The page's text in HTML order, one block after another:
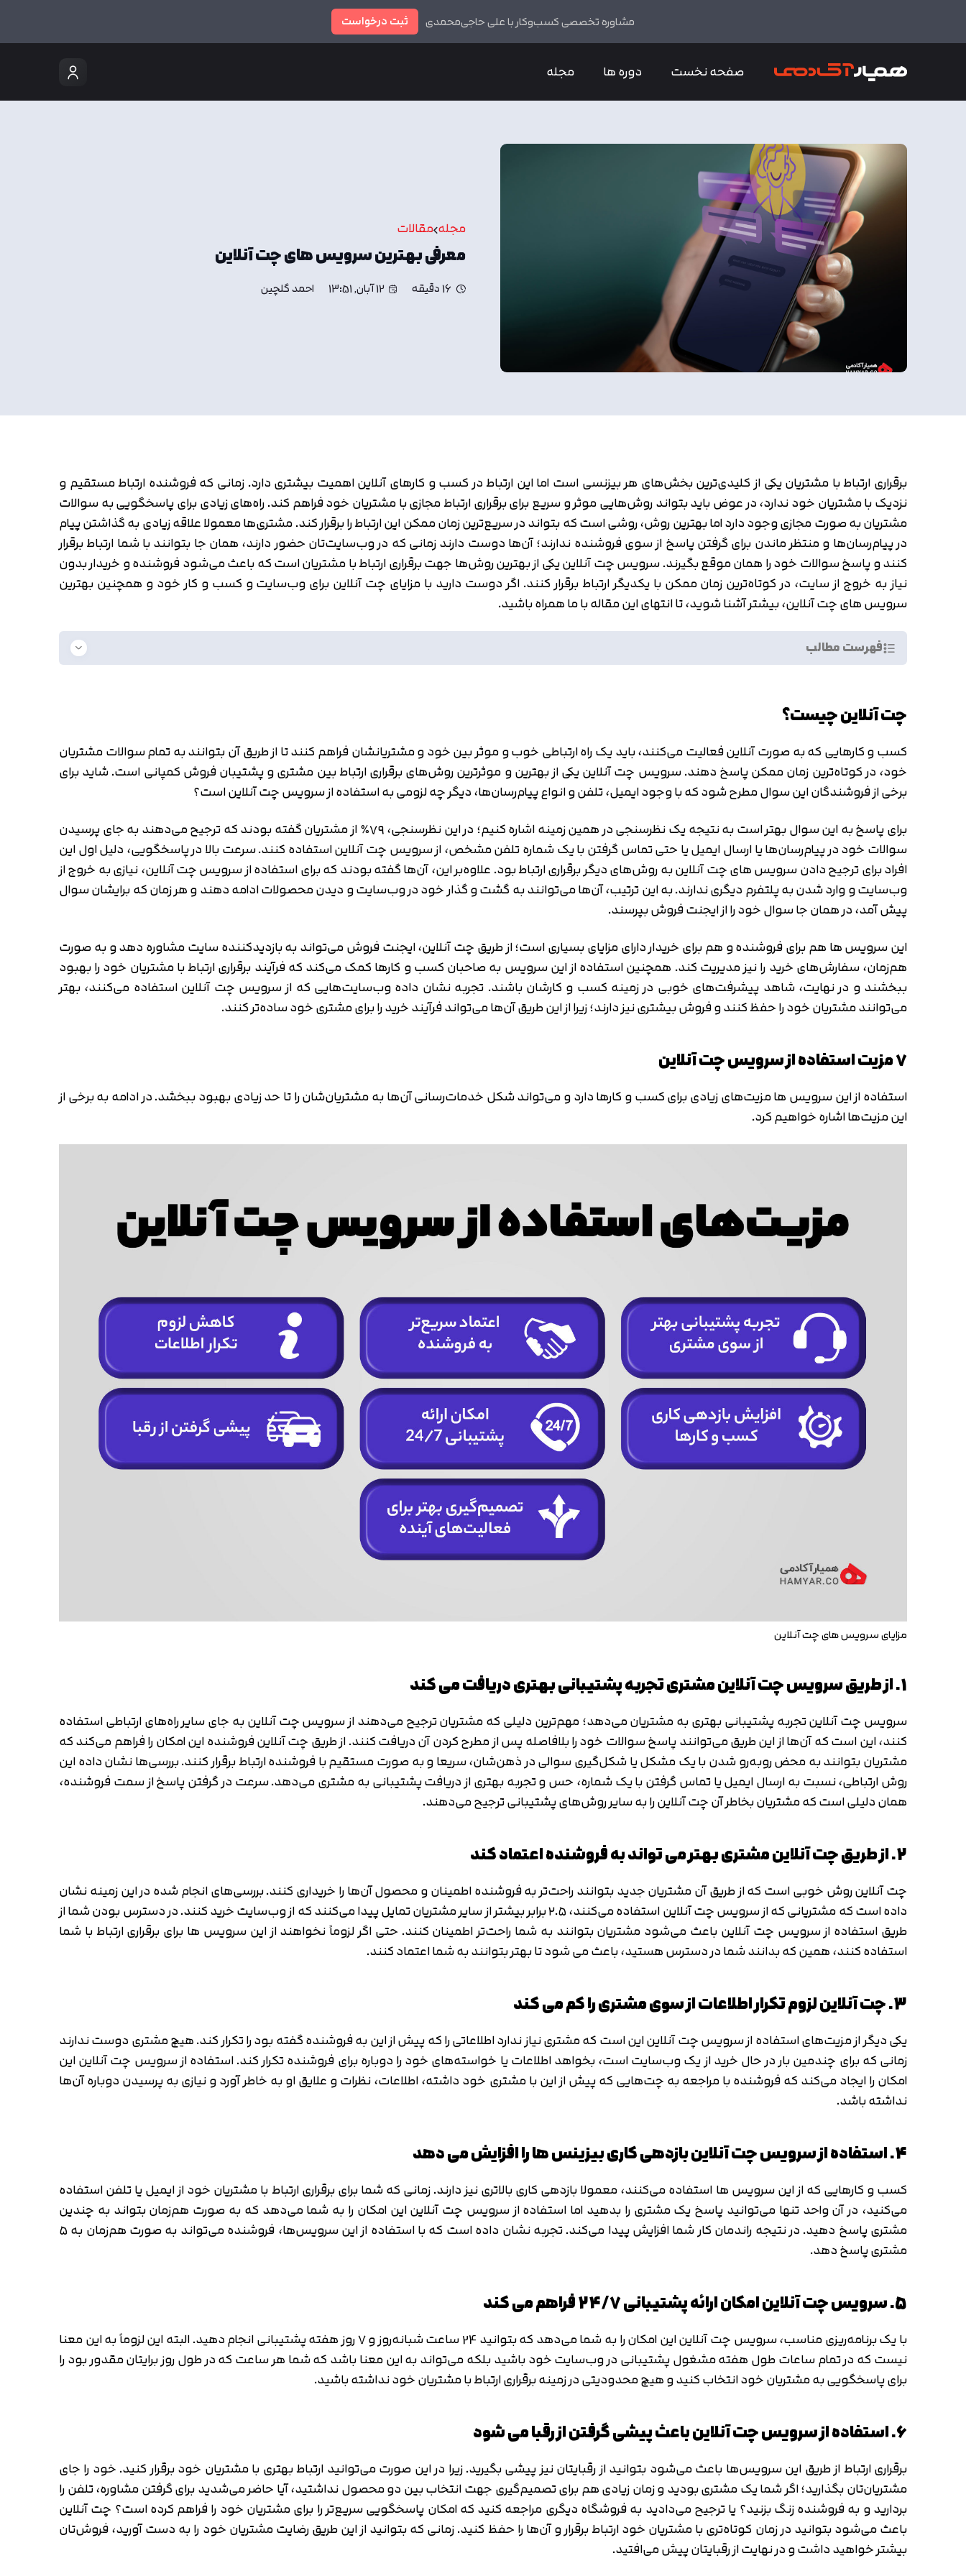
مشاوره تخصصی کسب‌وکار با علی حاجی‌محمدی ثبت درخواست
صفحه نخست دوره ها مجله
مجله مقالات
معرفی بهترین سرویس های چت آنلاین
16 دقیقه 12 آبان, 13:51 احمد گلچین
برقراری ارتباط با مشتریان یکی از کلیدی‌ترین بخش‌های هر بیزنسی است اما این ارتباط در کسب و کارهای آنلاین اهمیت بیشتری دارد. زمانی که فروشنده ارتباط مستقیم و
نزدیک با مشتریان خود ندارد، در عوض باید بتواند روش‌هایی موثر و سریع برای برقراری ارتباط مجازی با مشتریان خود فراهم کند. راه‌های زیادی برای پاسخگویی به سوالات
مشتریان به صورت مجازی وجود دارد اما بهترین روش، روشی است که بتواند در سریع‌ترین زمان ممکن این ارتباط را برقرار کند. مشتری‌ها معمولا علاقه زیادی به گذاشتن پیام
در پیام‌رسان‌ها و منتظر ماندن برای گرفتن پاسخ از سوی فروشنده ندارند؛ آن‌ها دوست دارند زمانی که در وب‌سایت‌تان حضور دارند، همان جا بتوانند با شما ارتباط برقرار
کنند و پاسخ سوالات خود را همان موقع بگیرند. سرویس چت آنلاین یکی از بهترین روش‌ها جهت برقراری ارتباط با مشتریان است که باعث می‌شود فروشنده و خریدار بدون
نیاز به خروج از سایت، در کوتاه‌ترین زمان ممکن با یکدیگر ارتباط برقرار کنند. اگر دوست دارید با مزایای چت آنلاین برای وب‌سایت و کسب و کار خود و همچنین بهترین
سرویس های چت آنلاین، بیشتر آشنا شوید، تا انتهای این مقاله با ما همراه باشید.
فهرست مطالب
چت آنلاین چیست؟
کسب و کارهایی که به صورت آنلاین فعالیت می‌کنند، باید یک راه ارتباطی خوب و موثر بین خود و مشتریانشان فراهم کنند تا از طریق آن بتوانند به تمام سوالات مشتریان
خود، در کوتاه‌ترین زمان ممکن پاسخ دهند. سرویس چت آنلاین یکی از بهترین و موثرترین روش‌های برقراری ارتباط بین مشتری و پشتیبان فروش کمپانی است. شاید برای
برخی از فروشندگان این سوال مطرح شود که با وجود ایمیل، تلفن و انواع پیام‌رسان‌ها، دیگر چه لزومی به استفاده از سرویس چت آنلاین است؟
برای پاسخ به این سوال بهتر است به نتیجه یک نظرسنجی در همین زمینه اشاره کنیم؛ در این نظرسنجی، ۷۹٪ از مشتریان گفته بودند که ترجیح می‌دهند به جای پرسیدن
سوالات خود در پیام‌رسان‌ها یا ارسال ایمیل یا حتی تماس گرفتن با یک شماره تلفن مشخص، از سرویس چت آنلاین استفاده کنند. سرعت بالا در پاسخگویی، دلیل اول این
افراد برای ترجیح دادن سرویس های چت آنلاین به روش‌های دیگر برقراری ارتباط بود. علاوه‌بر این، آن‌ها گفته بودند که برای استفاده از سرویس چت آنلاین، نیازی به خروج از
وب‌سایت و وارد شدن به پلتفرم دیگری ندارند. به این ترتیب، آن‌ها می‌توانند به گشت و گذار خود در وب‌سایت و دیدن محصولات ادامه دهند و هر زمان که برایشان سوال
پیش آمد، در همان جا سوال خود را از ایجنت فروش بپرسند.
این سرویس ها هم برای فروشنده و هم برای خریدار دارای مزایای بسیاری است؛ از طریق چت آنلاین، ایجنت فروش می‌تواند به بازدیدکننده سایت مشاوره دهد و به صورت
هم‌زمان، سفارش‌های خرید را نیز مدیریت کند. همچنین استفاده از این سرویس به صاحبان کسب و کارها کمک می‌کند که فرآیند برقراری ارتباط با مشتریان خود را بهبود
ببخشند و در نهایت، شاهد پیشرفت‌های خوبی در زمینه کسب و کارشان باشند. تجربه نشان داده وب‌سایت‌هایی که از سرویس چت آنلاین استفاده می‌کنند، بهتر
می‌توانند مشتریان خود را حفظ کنند و فروش بیشتری نیز دارند؛ زیرا از این طریق آن‌ها می‌تواند فرآیند خرید را برای مشتری خود ساده‌تر کنند.
۷ مزیت استفاده از سرویس چت آنلاین
استفاده از این سرویس ها مزیت‌های زیادی برای کسب و کارها دارد و می‌تواند شکل خدمات‌رسانی آن‌ها به مشتریان‌شان را تا حد زیادی بهبود ببخشد. در ادامه به برخی از
این مزیت‌ها اشاره خواهیم کرد.
مزایای سرویس های چت آنلاین
1. از طریق سرویس چت آنلاین مشتری تجربه پشتیبانی بهتری دریافت می کند
سرویس چت آنلاین تجربه پشتیبانی بهتری به مشتریان می‌دهد؛ مهم‌ترین دلیلی که مشتریان ترجیح می‌دهند از سرویس چت آنلاین به جای سایر راه‌های ارتباطی استفاده
کنند، این است که آن‌ها از این طریق می‌توانند پاسخ سوالات خود را بلافاصله پس از مطرح کردن آن دریافت کنند. از طریق چت آنلاین فروشنده این امکان را فراهم می‌کند که
مشتریان بتوانند به محض روبه‌رو شدن با یک مشکل یا شکل‌گیری سوالی در ذهن‌شان، سریعا و به صورت مستقیم با فروشنده ارتباط برقرار کنند. بررسی‌ها نشان داده این
روش ارتباطی، نسبت به ارسال ایمیل یا تماس گرفتن با یک شماره، حس و تجربه بهتری از دریافت پشتیبانی به مشتری می‌دهد. سرعت در گرفتن پاسخ از سمت فروشنده،
همان دلیلی است که مشتریان بخاطر آن چت آنلاین را به سایر روش‌های پشتیبانی ترجیح می‌دهند.
2. از طریق چت آنلاین مشتری بهتر می تواند به فروشنده اعتماد کند
چت آنلاین روش خوبی است که از طریق آن مشتریان جدید بتوانند راحت‌تر به فروشنده اطمینان و محصول آن‌ها را خریداری کنند. بررسی‌های انجام شده در این زمینه نشان
داده است که مشتریانی که از سرویس چت آنلاین استفاده می‌کنند، ۲.۵ برابر بیشتر از سایر مشتریان تمایل پیدا می‌کنند که از وب‌سایت خرید کنند. در دسترس بودن شما از
طریق استفاده از سرویس چت آنلاین باعث می‌شود مشتریان بتوانند به شما راحت‌تر اطمینان کنند. حتی اگر لزوماً نخواهند از این سرویس ها برای برقراری ارتباط با شما
استفاده کنند، همین که بدانند شما در دسترس هستید، باعث می شود تا بهتر بتوانند به شما اعتماد کنند.
3. چت آنلاین لزوم تکرار اطلاعات از سوی مشتری را کم می کند
یکی دیگر از مزیت‌های استفاده از سرویس چت آنلاین این است که مشتری نیاز ندارد اطلاعاتی را که پیش از این به فروشنده گفته بود را تکرار کند. هیچ مشتری دوست ندارند
زمانی که برای چندمین بار در حال خرید از یک وب‌سایت است، بخواهد اطلاعات یا خواسته‌های خود را دوباره برای فروشنده تکرار کند. استفاده از سرویس چت آنلاین این
امکان را ایجاد می‌کند که فروشنده با مراجعه به چت‌هایی که پیش از این با مشتری خود داشته، اطلاعات، نظرات و علایق او به خاطر آورد و نیازی به پرسیدن دوباره آن‌ها
نداشته باشد.
4. استفاده از سرویس چت آنلاین بازدهی کاری بیزینس ها را افزایش می دهد
کسب و کارهایی که از این سرویس ها استفاده می‌کنند، معمولا بازدهی کاری بالاتری نیز دارند. زمانی که شما برای برقراری ارتباط با مشتریان خود از ایمیل یا تلفن استفاده
می‌کنید، در آن واحد تنها می‌توانید پاسخ یک مشتری را بدهید اما استفاده از سرویس چت آنلاین این امکان را به شما می‌دهد که به صورت هم‌زمان بتواند به چندین
مشتری پاسخ دهید. در نتیجه راندمان کار شما افزایش پیدا می‌کند. تجربه نشان داده است که با استفاده از این سرویس‌ها، فروشنده می‌تواند به صورت هم‌زمان به ۵
مشتری پاسخ دهد.
5. سرویس چت آنلاین امکان ارائه پشتیبانی 24/7 فراهم می کند
با یک برنامه‌ریزی مناسب، سرویس چت آنلاین این امکان را به شما می‌دهد که بتوانید 24 ساعت شبانه‌روز و 7 روز هفته پشتیبانی انجام دهید. البته این لزوماً به این معنا
نیست که در تمام ساعات طول هفته مشغول پشتیبانی در وب‌سایت خود باشید بلکه می‌تواند به این معنا باشد که شما هر ساعت که در طول روز برایتان مقدور بود را
برای پاسخگویی به مشتریان خود انتخاب کنید و هیچ محدودیتی در زمینه برقراری ارتباط با مشتریان خود نداشته باشید.
6. استفاده از سرویس چت آنلاین باعث پیشی گرفتن از رقبا می شود
برقراری ارتباط از طریق این سرویس‌ها باعث می‌شود بتوانید از رقبایتان نیز پیشی بگیرید. زیرا در این صورت می‌توانید ارتباط بهتری با مشتریان خود برقرار کنید. خود را جای
مشتریان‌تان بگذارید؛ اگر شما یک مشتری بودید و زمان زیادی هم برای تصمیم‌گیری جهت انتخاب بین دو محصول نداشتید، آیا حاضر می‌شدید برای گرفتن مشاوره، تلفن را
بردارید و به فروشنده زنگ بزنید؟ یا ترجیح می‌دادید به فروشگاه دیگری مراجعه کنید که امکان پاسخگویی سریع‌تر را برای مشتریان خود را فراهم کرده است؟ چت آنلاین
باعث می‌شود بتوانید در زمان کوتاه‌تری با مشتریان خود ارتباط برقرار و آن‌ها را حفظ کنید. زمانی که بتوانید از این طریق رضایت مشتریان خود را به دست آورید، فروش‌تان
بیشتر خواهید داشت و در نهایت از رقبایتان پیش می‌افتید.